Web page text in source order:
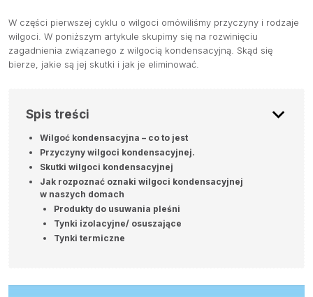
W części pierwszej cyklu o wilgoci omówiliśmy przyczyny i rodzaje
wilgoci. W poniższym artykule skupimy się na rozwinięciu
zagadnienia związanego z wilgocią kondensacyjną. Skąd się
bierze, jakie są jej skutki i jak je eliminować.
Spis treści
Wilgoć kondensacyjna – co to jest
Przyczyny wilgoci kondensacyjnej.
Skutki wilgoci kondensacyjnej
Jak rozpoznać oznaki wilgoci kondensacyjnej
w naszych domach
Produkty do usuwania pleśni
Tynki izolacyjne/ osuszające
Tynki termiczne